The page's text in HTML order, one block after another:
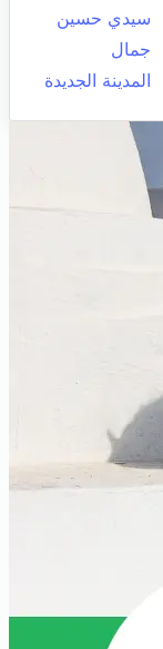
سيدي حسين
جمال
المدينة الجديدة